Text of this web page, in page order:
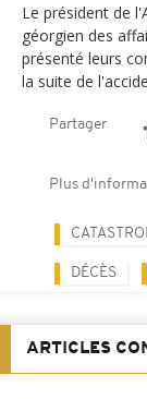
Le président de
géorgien des
présenté leurs
la suite de
Partager
Plus
DÉCÈS
ARTICLES